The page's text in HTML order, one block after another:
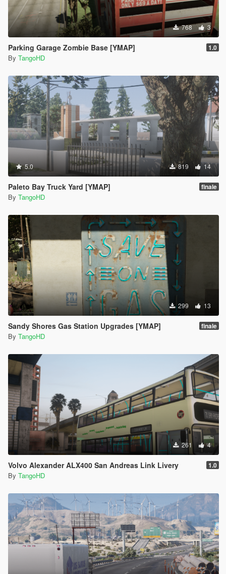
768 3
Parking Garage Zombie Base [YMAP] 1.0
By TangoHD
5.0 819 14
Paleto Bay Truck Yard [YMAP] finale
By TangoHD
299 13
Sandy Shores Gas Station Upgrades [YMAP] finale
By TangoHD
261 4
Volvo Alexander ALX400 San Andreas Link Livery 1.0
By TangoHD